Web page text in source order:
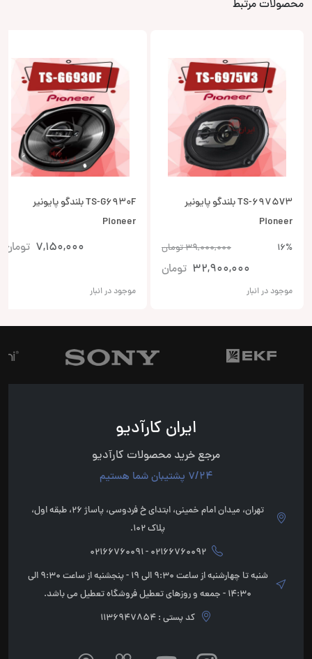
محصولات مرتبط
TS-6975V3 بلندگو پایونیر
Pioneer
16%
39,000,000تومان
32,900,000 تومان
موجود در انبار
TS-G6930F بلندگو پایونیر
Pioneer
7,150,000 تومان
موجود در انبار
ایران کارآدیو
مرجع خرید محصولات کارآدیو
7/24 پشتیبان شما هستیم
تهران، میدان امام خمینی، ابتدای خ فردوسی، پاساژ 26، طبقه اول،
پلاک 102.
02166760092 - 02166760091
شنبه تا چهارشنبه از ساعت 9:30 الی 19 - پنجشنبه از ساعت 9:30 الی
14:30 - جمعه و روزهای تعطیل فروشگاه تعطیل می باشد.
کد پستی : 1136947854